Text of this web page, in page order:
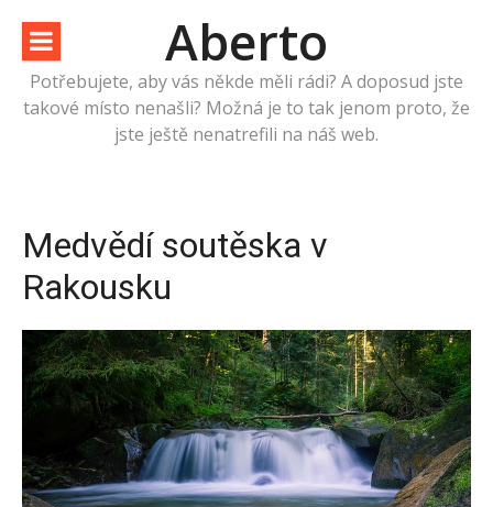
obsah
Aberto
Potřebujete, aby vás někde měli rádi? A doposud jste
takové místo nenašli? Možná je to tak jenom proto, že
jste ještě nenatrefili na náš web.
Medvědí soutěska v
Rakousku